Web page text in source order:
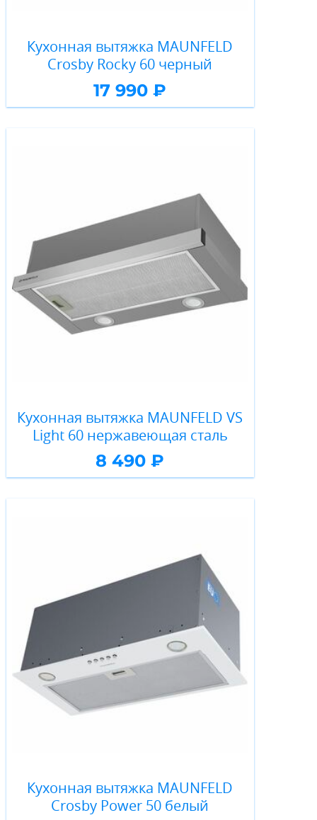
Кухонная вытяжка MAUNFELD
Crosby Rocky 60 черный
17 990 ₽
Кухонная вытяжка MAUNFELD VS
Light 60 нержавеющая сталь
8 490 ₽
Кухонная вытяжка MAUNFELD
Crosby Power 50 белый